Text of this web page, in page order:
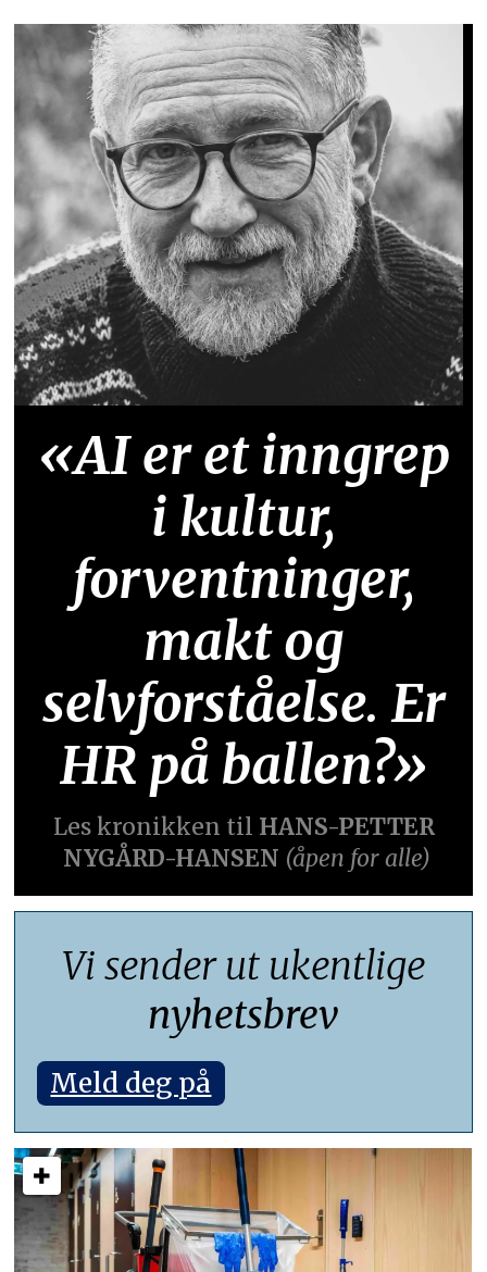
«AI er et inngrep
i kultur,
forventninger,
makt og
selvforståelse. Er
HR på ballen?»
Les kronikken til HANS-PETTER
NYGÅRD-HANSEN (åpen for alle)
Vi sender ut ukentlige
nyhetsbrev
Meld deg på